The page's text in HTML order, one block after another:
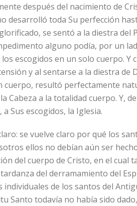
después del nacimiento de
desarrolló toda Su perfección
se sentó a la diestra del
alguno podía, por un
escogidos en un solo cuerpo. Y
y al sentarse a la diestra de
cuerpo, resultó perfectamente
Cabeza a la totalidad cuerpo. Y,
Sus escogidos, la Iglesia.
se vuelve claro por qué los
ellos no debían aún ser
del cuerpo de Cristo, en el cual
del derramamiento del
de los santos del
Santo todavía no había sido